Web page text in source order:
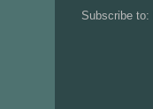
Subscribe to: